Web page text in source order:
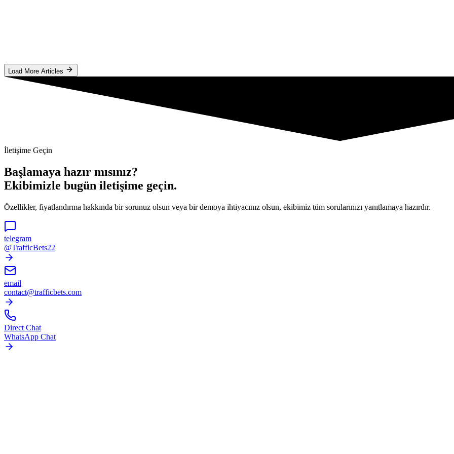
Load More Articles
İletişime Geçin
Başlamaya hazır mısınız?
Ekibimizle bugün iletişime geçin.
Özellikler, fiyatlandırma hakkında bir sorunuz olsun veya bir demoya ihtiyacınız olsun, ekibimiz tüm sorularınızı yanıtlamaya hazırdır.
telegram
@TrafficBets22
email
contact@trafficbets.com
Direct Chat
WhatsApp Chat